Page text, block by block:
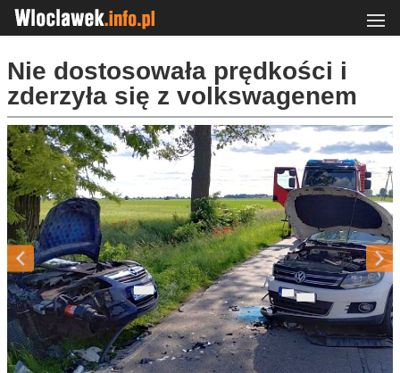
Nie dostosowała prędkości i
zderzyła się z volkswagenem